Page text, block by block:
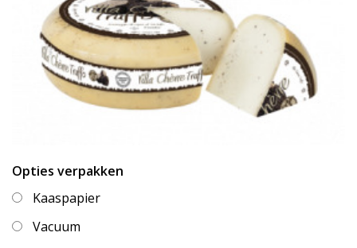
Opties verpakken
Kaaspapier
Vacuum